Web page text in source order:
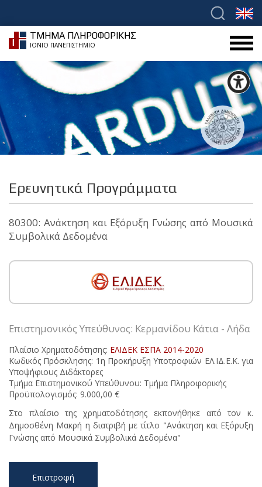
ΤΜΗΜΑ ΠΛΗΡΟΦΟΡΙΚΗΣ
ΙΟΝΙΟ ΠΑΝΕΠΙΣΤΗΜΙΟ
Ερευνητικά Προγράμματα
80300: Ανάκτηση και Εξόρυξη Γνώσης από Μουσικά
Συμβολικά Δεδομένα
Επιστημονικός Υπεύθυνος: Κερμανίδου Κάτια - Λήδα
Πλαίσιο Χρηματοδότησης: ΕΛΙΔΕΚ ΕΣΠΑ 2014-2020
Κωδικός Πρόσκλησης: 1η Προκήρυξη Υποτροφιών ΕΛ.ΙΔ.Ε.Κ. για
Υποψήφιους Διδάκτορες
Τμήμα Επιστημονικού Υπεύθυνου: Τμήμα Πληροφορικής
Προϋπολογισμός: 9.000,00 €
Στο πλαίσιο της χρηματοδότησης εκπονήθηκε από τον κ.
Δημοσθένη Μακρή η διατριβή με τίτλο "Ανάκτηση και Εξόρυξη
Γνώσης από Μουσικά Συμβολικά Δεδομένα"
Επιστροφή